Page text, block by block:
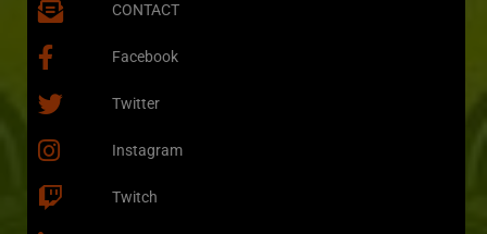
CONTACT
Facebook
Twitter
Instagram
Twitch